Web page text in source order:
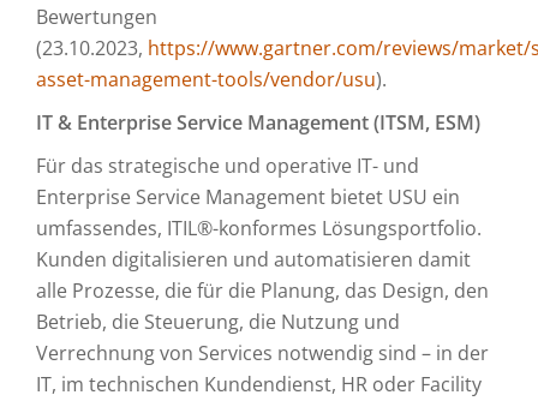
Bewertungen
(23.10.2023, https://www.gartner.com/reviews/market/
asset-management-tools/vendor/usu).
IT & Enterprise Service Management (ITSM, ESM)
Für das strategische und operative IT- und
Enterprise Service Management bietet USU ein
umfassendes, ITIL®-konformes Lösungsportfolio.
Kunden digitalisieren und automatisieren damit
alle Prozesse, die für die Planung, das Design, den
Betrieb, die Steuerung, die Nutzung und
Verrechnung von Services notwendig sind – in der
IT, im technischen Kundendienst, HR oder Facility